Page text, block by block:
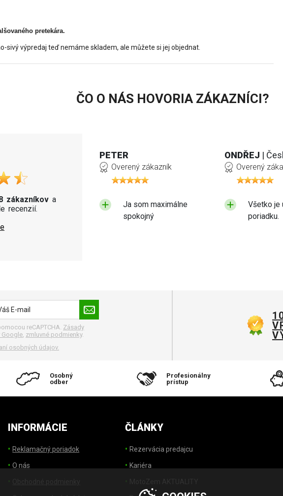
pretekára.
sivý výpredaj teď nemáme skladem, ale můžete si jej objednat.
ČO O NÁS HOVORIA ZÁKAZNÍCI?
zákazníkova
recenzií.
PETER
Overený zákazník
Ja som maximálne
spokojný
ONDŘEJ |
Overený
Všetko je
poriadku.
reCAPTCHA. Zásady
Google, zmluvné podmienky.
osobných údajov.
Osobný
odber
Profesionálny
prístup
INFORMÁCIE
Reklamačný poriadok
O nás
ČLÁNKY
Rezervácia predajcu
Kariéra